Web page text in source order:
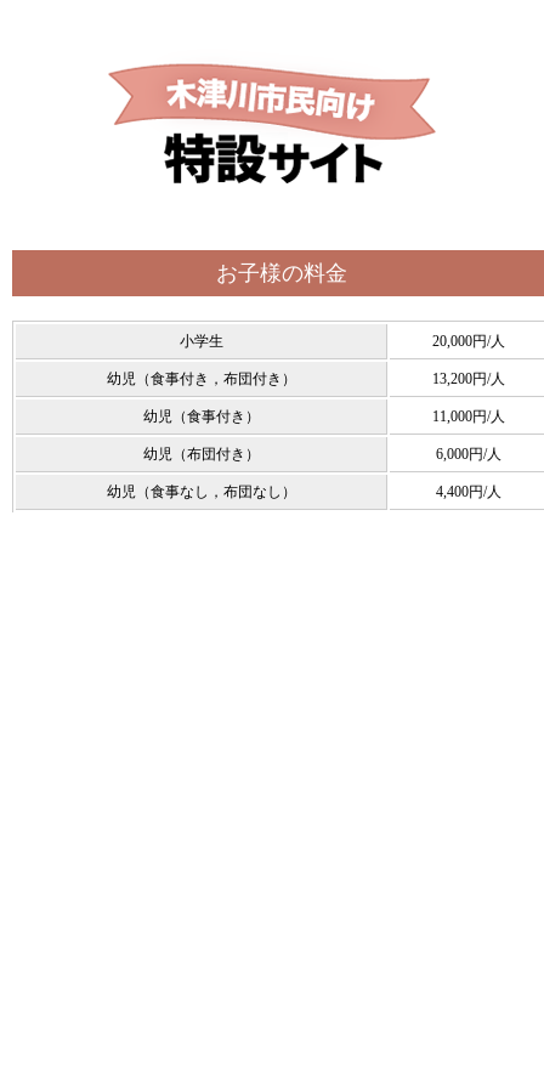
お子様の料金
小学生 20,000円/人
幼児（食事付き，布団付き） 13,200円/人
幼児（食事付き） 11,000円/人
幼児（布団付き） 6,000円/人
幼児（食事なし，布団なし） 4,400円/人